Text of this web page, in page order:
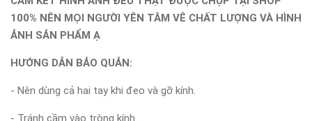
100% NÊN MỌI NGƯỜI YÊN TÂM VÊ CHẤT LƯỢNG VÀ HÌNH
ẢNH SẢN PHẨM Ạ
HƯỚNG DẪN BẢO QUẢN:
- Nên dùng cả hai tay khi đeo và gỡ kính.
- Tránh cầm vào tròng kính.